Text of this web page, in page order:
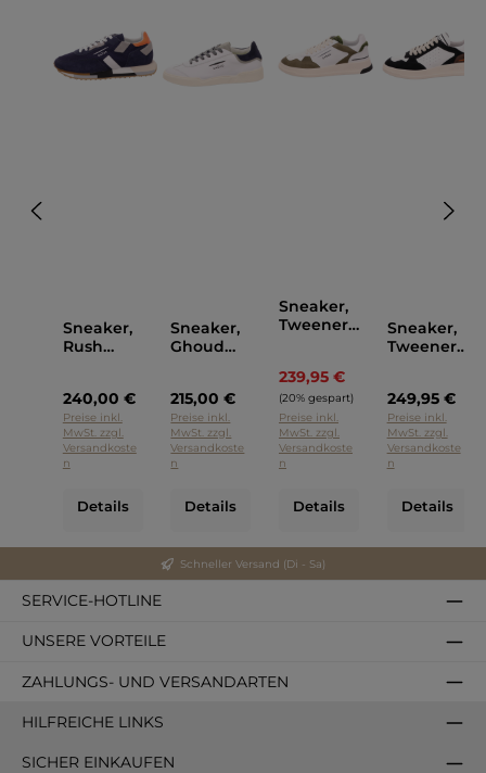
Sneaker,
Rush
Blau
240,00 €
Preise inkl.
MwSt. zzgl.
Versandkoste
n
Details
Sneaker,
Ghoud
215,00 €
Preise inkl.
MwSt. zzgl.
Versandkoste
n
Details
Sneaker,
Tweener,
239,95 €
(20% gespart)
Preise inkl.
MwSt. zzgl.
Versandkoste
n
Details
Sneaker,
Tweener,
249,95 €
Preise inkl.
MwSt. zzgl.
Versandkoste
n
Details
Schneller Versand (Di - Sa)
SERVICE-HOTLINE
UNSERE VORTEILE
ZAHLUNGS- UND VERSANDARTEN
HILFREICHE LINKS
SICHER EINKAUFEN